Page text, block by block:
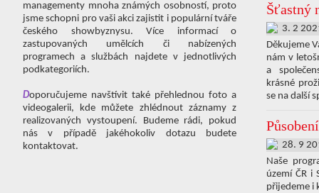
managementy mnoha známých osobností, proto
jsme schopni pro vaši akci zajistit i populární tváře
českého showbyznysu. Více informací o
zastupovaných umělcích či nabízených
programech a službách najdete v jednotlivých
podkategoriích.
Doporučujeme navštívit také přehlednou foto a
videogalerii, kde můžete zhlédnout záznamy z
realizovaných vystoupení. Budeme rádi, pokud
nás v případě jakéhokoliv dotazu budete
kontaktovat.
Šťastný
3. 2
Děkujeme
nám v
a
krásné
se na další
28. 9
Naše
území ČR i
přijedeme i